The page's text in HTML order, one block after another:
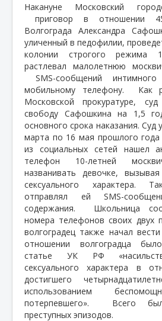
Накануне Московский
приговор в отношении
Волгограда Александра
уличенный в педофилии,
колонии строгого режима
растлевал малолетнюю
SMS-сообщений
мобильному телефону.
Как
Московской прокуратуре,
свободу Сафошкина на 1,5
основного срока наказания. Суд
марта по 16 мая прошлого
из социальных сетей нашел
телефон 10-летней
названивать девочке,
сексуального характера.
отправлял ей SMS-
содержания.
Школьница
номера телефонов своих двух
волгоградец также начал
отношении волгоградца
статье УК РФ
сексуального характера в
достигшего
использованием
потерпевшего».
Всего
преступных эпизодов.